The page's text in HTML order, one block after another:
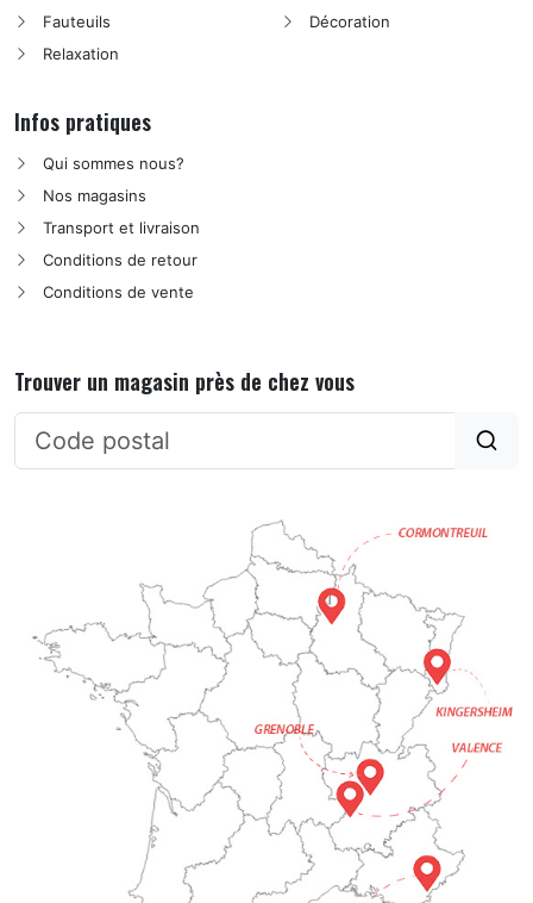
Fauteuils
Relaxation
Décoration
Infos pratiques
Qui sommes nous?
Nos magasins
Transport et livraison
Conditions de retour
Conditions de vente
Trouver un magasin près de chez vous